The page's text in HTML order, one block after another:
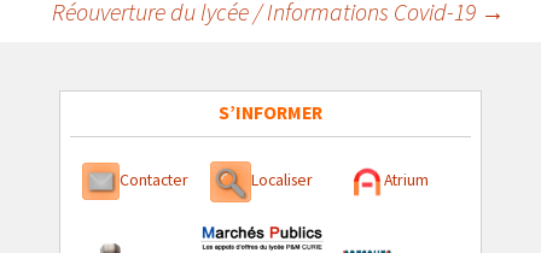
Réouverture du lycée / Informations Covid-19 →
S’INFORMER
Contacter Localiser Atrium